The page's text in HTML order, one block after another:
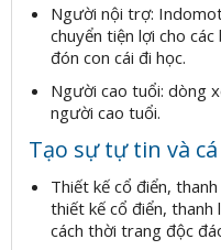
Người nội trợ:
chuyển tiện lợi cho
đón con cái đi học.
Người cao tuổi: dòng
người cao tuổi.
Tạo sự tự tin và
Thiết kế cổ điển,
thiết kế cổ điển, thanh
cách thời trang độc